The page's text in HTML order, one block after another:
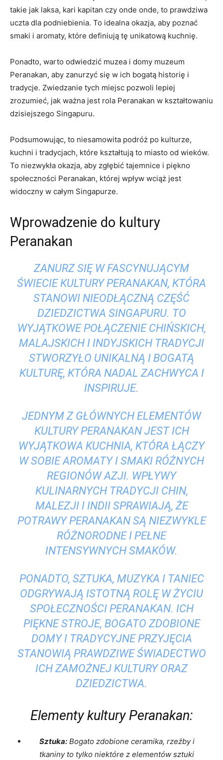
takie jak laksa, kari kapitan czy onde onde, to prawdziwa
uczta‌ dla ⁣podniebienia. To idealna okazja, aby poznać
smaki i aromaty, które definiują tę⁣ unikatową kuchnię.
Ponadto, warto ⁤odwiedzić muzea i domy muzeum⁣
Peranakan,‌ aby zanurzyć⁣ się w ich ⁤bogatą historię i
tradycje.⁤ Zwiedzanie tych miejsc⁣ pozwoli lepiej‌
zrozumieć, jak ważna ​jest rola ‍Peranakan w kształtowaniu
dzisiejszego Singapuru.
Podsumowując, to niesamowita podróż ⁢po kulturze,
kuchni ‍i tradycjach,‍ które kształtują to miasto⁢ od ‌wieków.
To niezwykła ‍okazja,‍ aby zgłębić tajemnice i piękno
społeczności Peranakan, której wpływ wciąż ⁣jest
widoczny​ w całym Singapurze.
Wprowadzenie do kultury⁣
Peranakan
ZANURZ SIĘ ‌W FASCYNUJĄCYM
ŚWIECIE ⁢KULTURY PERANAKAN, KTÓRA
STANOWI NIEODŁĄCZNĄ CZĘŚĆ
DZIEDZICTWA⁢ SINGAPURU. TO⁤
WYJĄTKOWE POŁĄCZENIE CHIŃSKICH,
MALAJSKICH‌ I INDYJSKICH TRADYCJI⁢
STWORZYŁO UNIKALNĄ ⁣I BOGATĄ
KULTURĘ, KTÓRA NADAL ZACHWYCA I
⁣INSPIRUJE.
JEDNYM​ Z⁤ GŁÓWNYCH​ ELEMENTÓW
KULTURY ‌PERANAKAN JEST ICH⁤
WYJĄTKOWA KUCHNIA, KTÓRA ŁĄCZY
W SOBIE ‌AROMATY I SMAKI RÓŻNYCH⁤
REGIONÓW AZJI. ⁢WPŁYWY
‍KULINARNYCH TRADYCJI CHIN,
⁤MALEZJI I INDII SPRAWIAJĄ, ŻE
POTRAWY PERANAKAN SĄ​ NIEZWYKLE
RÓŻNORODNE I PEŁNE‌
INTENSYWNYCH SMAKÓW.
PONADTO, SZTUKA, MUZYKA⁢ I⁤ TANIEC
ODGRYWAJĄ ISTOTNĄ ROLĘ ‌W ŻYCIU
SPOŁECZNOŚCI PERANAKAN. ICH
PIĘKNE STROJE, BOGATO ZDOBIONE
DOMY⁣ I TRADYCYJNE PRZYJĘCIA
STANOWIĄ PRAWDZIWE ŚWIADECTWO
‌ICH ZAMOŻNEJ KULTURY ORAZ
DZIEDZICTWA.
Elementy kultury Peranakan:
Sztuka:Bogato zdobione ceramika, rzeźby i⁤
tkaniny to tylko ⁤niektóre z elementów‌ sztuki